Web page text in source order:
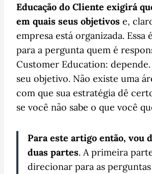
Educação do Cliente exigirá
em quais seus objetivos e,
empresa está organizada. Essa
para a pergunta quem é
Customer Education:
seu objetivo. Não existe uma
com que sua estratégia dê
se você não sabe o que você
Para este artigo então, vou
duas partes. A primeira
direcionar para as